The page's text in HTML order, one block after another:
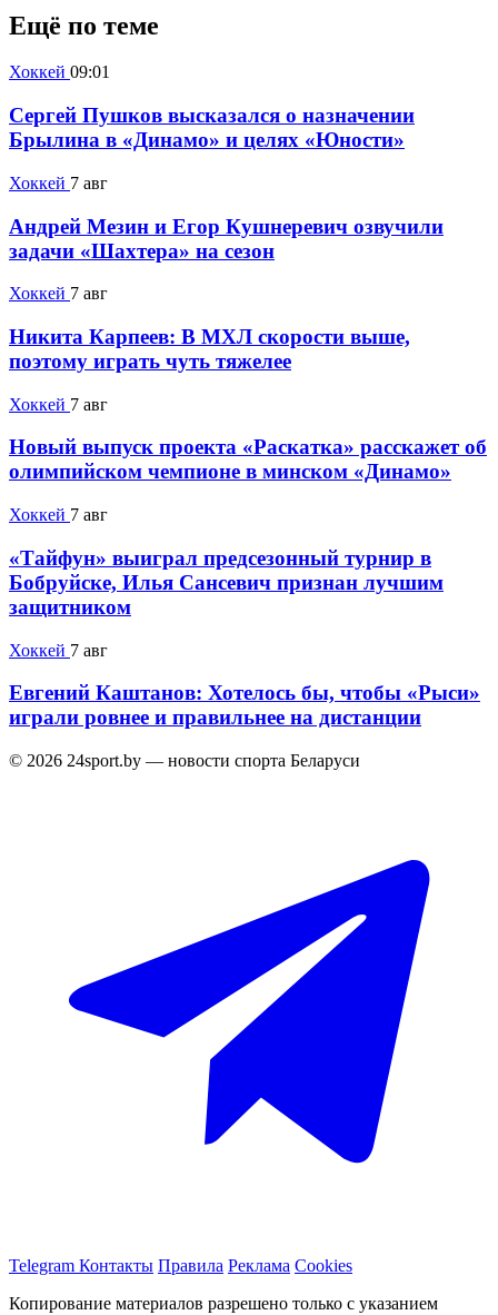
Ещё по теме
Хоккей 09:01
Сергей Пушков высказался о назначении
Брылина в «Динамо» и целях «Юности»
Хоккей 7 авг
Андрей Мезин и Егор Кушнеревич озвучили
задачи «Шахтера» на сезон
Хоккей 7 авг
Никита Карпеев: В МХЛ скорости выше,
поэтому играть чуть тяжелее
Хоккей 7 авг
Новый выпуск проекта «Раскатка» расскажет об
олимпийском чемпионе в минском «Динамо»
Хоккей 7 авг
«Тайфун» выиграл предсезонный турнир в
Бобруйске, Илья Сансевич признан лучшим
защитником
Хоккей 7 авг
Евгений Каштанов: Хотелось бы, чтобы «Рыси»
играли ровнее и правильнее на дистанции
© 2026 24sport.by — новости спорта Беларуси
Telegram Контакты Правила Реклама Cookies
Копирование материалов разрешено только с указанием